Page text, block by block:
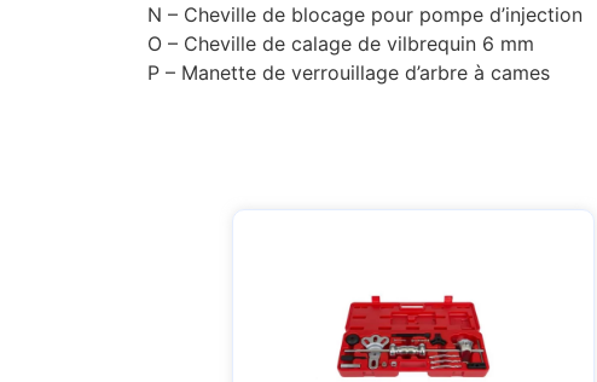
N – Cheville de blocage pour pompe d’injection
O – Cheville de calage de vilbrequin 6 mm
P – Manette de verrouillage d’arbre à cames